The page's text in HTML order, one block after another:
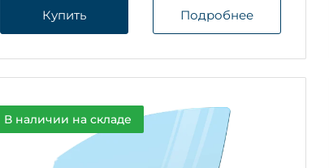
Купить Подробнее
В наличии на складе